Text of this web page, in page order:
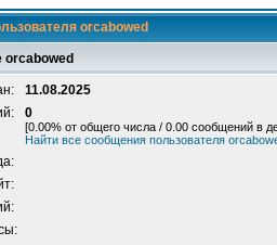
orcabowed
orcabowed
11.08.2025
0
[0.00% от общего числа / 0.00 сообщений в
Найти все сообщения пользователя